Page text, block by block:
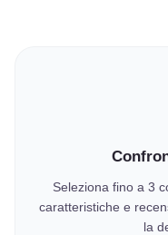
Seleziona fino a 3
caratteristiche e
la